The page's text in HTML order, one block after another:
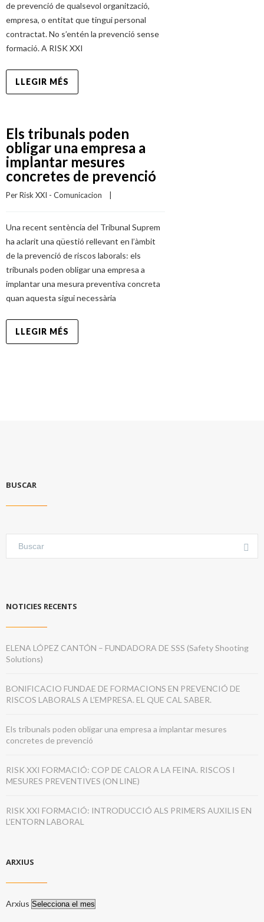
de prevenció de qualsevol organització,
empresa, o entitat que tingui personal
contractat. No s’entén la prevenció sense
formació. A RISK XXI
LLEGIR MÉS
Els tribunals poden
obligar una empresa a
implantar mesures
concretes de prevenció
Per Risk XXI - Comunicacion
Una recent sentència del Tribunal Suprem
ha aclarit una qüestió rellevant en l’àmbit
de la prevenció de riscos laborals: els
tribunals poden obligar una empresa a
implantar una mesura preventiva concreta
quan aquesta sigui necessària
LLEGIR MÉS
BUSCAR
NOTICIES RECENTS
ELENA LÓPEZ CANTÓN – FUNDADORA DE SSS (Safety Shooting
Solutions)
BONIFICACIO FUNDAE DE FORMACIONS EN PREVENCIÓ DE
RISCOS LABORALS A L’EMPRESA. EL QUE CAL SABER.
Els tribunals poden obligar una empresa a implantar mesures
concretes de prevenció
RISK XXI FORMACIÓ: COP DE CALOR A LA FEINA. RISCOS I
MESURES PREVENTIVES (ON LINE)
RISK XXI FORMACIÓ: INTRODUCCIÓ ALS PRIMERS AUXILIS EN
L’ENTORN LABORAL
ARXIUS
Arxius